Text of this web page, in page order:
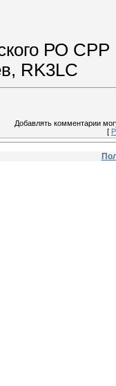
РО СРР
RK3LC
Добавлять комментарии
[